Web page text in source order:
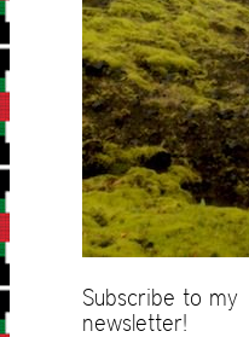
Subscribe to my
newsletter!